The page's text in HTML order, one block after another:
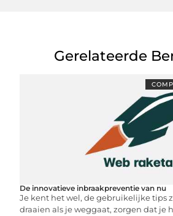
Gerelateerde
De innovatieve inbraakpreventie van nu
Je kent het wel, de gebruikelijke tips
draaien als je weggaat, zorgen dat je